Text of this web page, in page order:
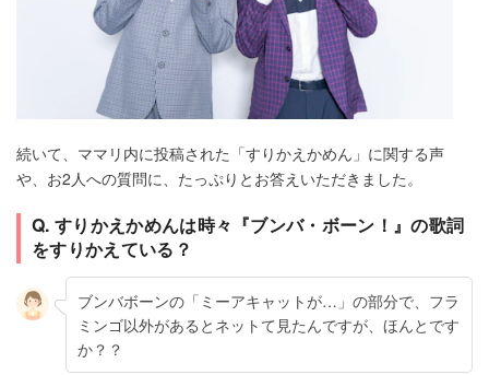
続いて、ママリ内に投稿された「すりかえかめん」に関する声
や、お2人への質問に、たっぷりとお答えいただきました。
Q. すりかえかめんは時々『ブンバ・ボーン！』の歌詞
をすりかえている？
ブンバボーンの「ミーアキャットが…」の部分で、フラ
ミンゴ以外があるとネットて見たんですが、ほんとです
か？？